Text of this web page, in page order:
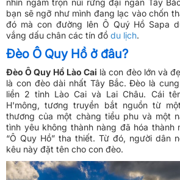
nhìn ngắm trọn núi rừng đại ngàn Tây
bạn sẽ ngỡ như mình đang lạc vào chốn
đó mà con đường lên Ô Quý Hồ Sapa
vắng dấu chân các tín đồ du lịch.
Đèo Ô Quy Hồ ở đâu?
Đèo Ô Quy Hồ Lào Cai là con đèo lớn và
là con đèo dài nhất Tây Bắc. Đèo là
liền 2 tỉnh Lào Cai và Lai Châu. Cái
H'mông, tương truyền bắt nguồn từ
thương của một chàng tiều phu và một
tình yêu không thành nàng đã hóa thành
“Ô Quy Hồ” tha thiết. Từ đó, người dân
kêu này đặt tên cho con đèo.